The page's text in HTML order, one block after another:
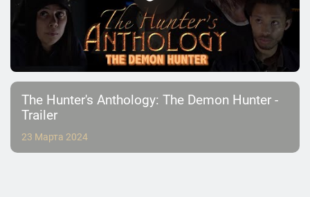
The Hunter's Anthology: The Demon Hunter -
Trailer
23 Марта 2024